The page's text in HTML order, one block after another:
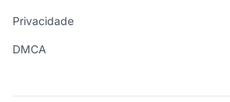
Privacidade
DMCA